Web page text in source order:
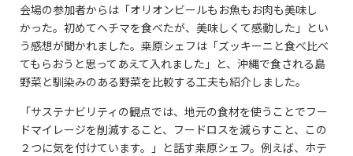
会場の参加者からは「オリオンビールもお魚もお肉も美味し
かった。初めてヘチマを食べたが、美味しくて感動した」とい
う感想が聞かれました。桒原シェフは「ズッキーニと食べ比べ
てもらおうと思ってあえて入れました」と、沖縄で食される島
野菜と馴染みのある野菜を比較する工夫も紹介しました。
「サステナビリティの観点では、地元の食材を使うことでフー
ドマイレージを削減すること、フードロスを減らすこと、この
２つに気を付けています。」と話す桒原シェフ。例えば、ホテ